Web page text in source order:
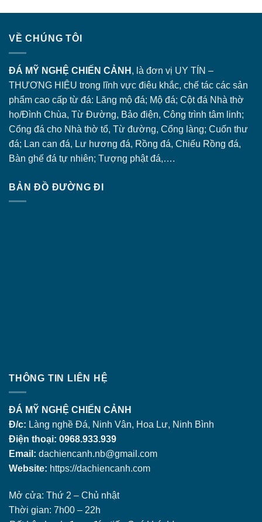
VỀ CHÚNG TÔI
ĐÁ MỸ NGHỆ CHIẾN CẢNH , là đơn vị UY TÍN –
THƯƠNG HIỆU trong lĩnh vực điêu khắc, chế tác các sản
phẩm cao cấp từ đá: Lăng mộ đá; Mộ đá; Cột đá Nhà thờ
họ/Đình Chùa, Từ Đường, Bảo điện, Công trình tâm linh;
Cổng đá cho Nhà thờ tổ, Từ đường, Cổng làng; Cuốn thư
đá; Lan can đá, Lư hương đá, Rồng đá, Chiếu Rồng đá,
Bàn ghế đá tự nhiên; Tượng phật đá,….
BẢN ĐỒ ĐƯỜNG ĐI
THÔNG TIN LIÊN HỆ
ĐÁ MỸ NGHỆ CHIẾN CẢNH
Đ/c: Làng nghề Đá, Ninh Vân, Hoa Lư, Ninh Bình
Điện thoại: 0968.933.939
Email: dachiencanh.nb@gmail.com
Website: https://dachiencanh.com
Mở cửa: Thứ 2 – Chủ nhật
Thời gian: 7h00 – 22h